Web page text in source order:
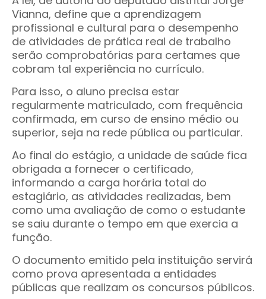
Vianna, define que a aprendizagem
profissional e cultural para o desempenho
de atividades de prática real de trabalho
serão comprobatórias para certames que
cobram tal experiência no currículo.
Para isso, o aluno precisa estar
regularmente matriculado, com frequência
confirmada, em curso de ensino médio ou
superior, seja na rede pública ou particular.
Ao final do estágio, a unidade de saúde fica
obrigada a fornecer o certificado,
informando a carga horária total do
estagiário, as atividades realizadas, bem
como uma avaliação de como o estudante
se saiu durante o tempo em que exercia a
função.
O documento emitido pela instituição servirá
como prova apresentada a entidades
públicas que realizam os concursos públicos.